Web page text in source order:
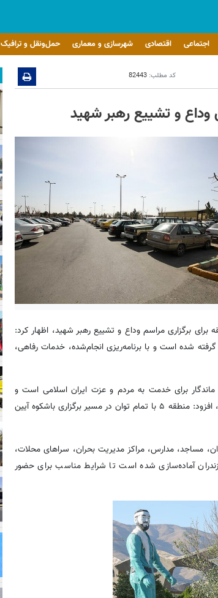
اجتماعی اقتصادی شهرسازی و معماری حمل‌ونقل و ترافیک
کد مطلب: 82443
به آمادگی این منطقه برای برگزاری مراسم وداع و تشییع رهبر شهید، اظهار کرد:
شده است و با برنامه‌ریزی انجام‌شده، خدمات رفاهی،
برای خدمت به مردم و عزت ایران اسلامی است و
خدمت به زائران و عزاداران ایشان را افتخاری بزرگ برای مجموعه مدیریت شهری می‌دانیم، افزود: منطقه ۵ با تمام توان در مسیر برگزاری باشکوه آیین
مساجد، مدارس، مراکز مدیریت بحران، سراهای محلات،
آماده‌سازی شده است تا شرایط مناسب برای حضور